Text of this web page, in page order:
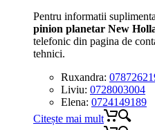
Pentru informatii
pinion planetar New
telefonic din pagina de
tehnici.
Ruxandra:
Liviu: 0728003004
Elena: 0724149189
Citește mai mult